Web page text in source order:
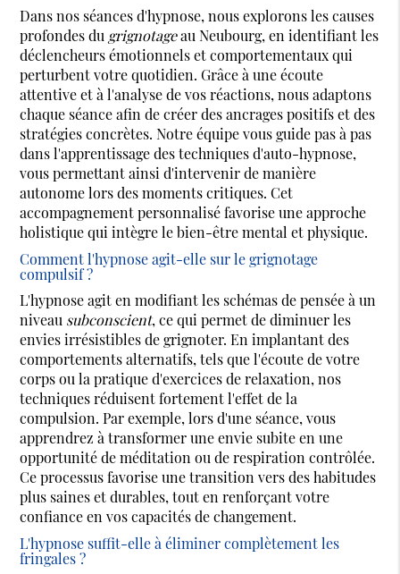
Dans nos séances d'hypnose, nous explorons les causes
profondes du grignotageau Neubourg, en identifiant les
déclencheurs émotionnels et comportementaux qui
perturbent votre quotidien. Grâce à une écoute
attentive et à l'analyse de vos réactions, nous adaptons
chaque séance afin de créer des ancrages positifs et des
stratégies concrètes. Notre équipe vous guide pas à pas
dans l'apprentissage des techniques d'auto-hypnose,
vous permettant ainsi d'intervenir de manière
autonome lors des moments critiques. Cet
accompagnement personnalisé favorise une approche
holistique qui intègre le bien-être mental et physique.
Comment l'hypnose agit-elle sur le grignotage
compulsif ?
L'hypnose agit en modifiant les schémas de pensée à un
niveau subconscient, ce qui permet de diminuer les
envies irrésistibles de grignoter. En implantant des
comportements alternatifs, tels que l'écoute de votre
corps ou la pratique d'exercices de relaxation, nos
techniques réduisent fortement l'effet de la
compulsion. Par exemple, lors d'une séance, vous
apprendrez à transformer une envie subite en une
opportunité de méditation ou de respiration contrôlée.
Ce processus favorise une transition vers des habitudes
plus saines et durables, tout en renforçant votre
confiance en vos capacités de changement.
L'hypnose suffit-elle à éliminer complètement les
fringales ?